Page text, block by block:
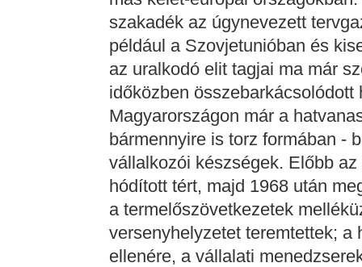
szakadék az úgynevezett
például a Szovjetunióban és
az uralkodó elit tagjai ma már
időközben
Magyarországon már a
bármennyire is torz formában -
vállalkozói készségek. Előbb
hódított tért, majd 1968 után
a termelőszövetkezetek
versenyhelyzetet teremtettek; a
ellenére, a vállalati